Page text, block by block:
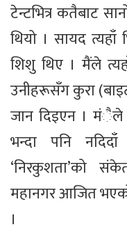
टेन्टभित्र कतैबाट
थियो । सायद
शिशु थिए । मैंले
उनीहरूसँग कुरा
जान दिइएन । मंैले म
भन्दा पनि
‘निरकुशता’को
महानगर आजित
।